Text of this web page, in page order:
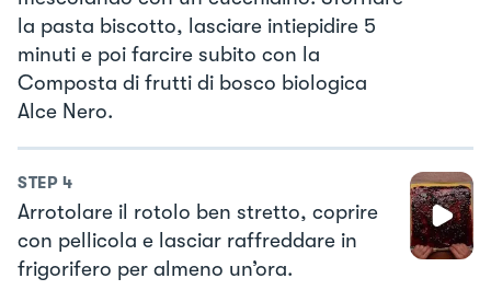
la pasta biscotto, lasciare intiepidire 5
minuti e poi farcire subito con la
Composta di frutti di bosco biologica
Alce Nero.
STEP 4
Arrotolare il rotolo ben stretto, coprire
con pellicola e lasciar raffreddare in
frigorifero per almeno un’ora.